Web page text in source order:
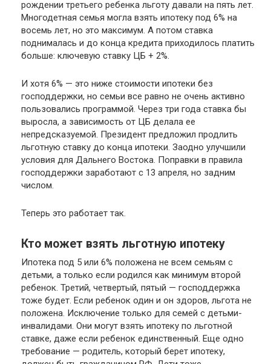
рождении третьего ребенка льготу давали на пять лет.
Многодетная семья могла взять ипотеку под 6% на
восемь лет, но это максимум. А потом ставка
поднималась и до конца кредита приходилось платить
больше: ключевую ставку ЦБ + 2%.
И хотя 6% — это ниже стоимости ипотеки без
господдержки, но семьи все равно не очень активно
пользовались программой. Через три года ставка бы
выросла, а зависимость от ЦБ делала ее
непредсказуемой. Президент предложил продлить
льготную ставку до конца ипотеки. Заодно улучшили
условия для Дальнего Востока. Поправки в правила
господдержки заработают с 13 апреля, но задним
числом.
Теперь это работает так.
Кто может взять льготную ипотеку
Ипотека под 5 или 6% положена не всем семьям с
детьми, а только если родился как минимум второй
ребенок. Третий, четвертый, пятый — господдержка
тоже будет. Если ребенок один и он здоров, льгота не
положена. Исключение только для семей с детьми-
инвалидами. Они могут взять ипотеку по льготной
ставке, даже если ребенок единственный. Еще одно
требование — родитель, который берет ипотеку,